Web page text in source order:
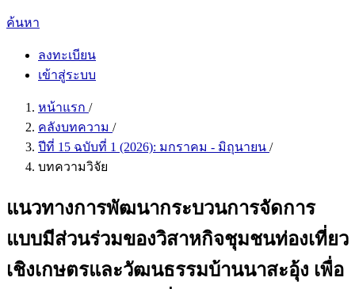
ค้นหา
ลงทะเบียน
เข้าสู่ระบบ
หน้าแรก /
คลังบทความ /
ปีที่ 15 ฉบับที่ 1 (2026): มกราคม - มิถุนายน /
บทความวิจัย
แนวทางการพัฒนากระบวนการจัดการ
แบบมีส่วนร่วมของวิสาหกิจชุมชนท่องเที่ยว
เชิงเกษตรและวัฒนธรรมบ้านนาสะอุ้ง เพื่อ